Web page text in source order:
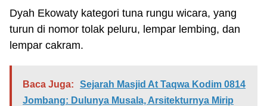
Dyah Ekowaty kategori tuna rungu wicara, yang
turun di nomor tolak peluru, lempar lembing, dan
lempar cakram.
Baca Juga:
Sejarah Masjid At Taqwa Kodim 0814
Jombang: Dulunya Musala, Arsitekturnya Mirip